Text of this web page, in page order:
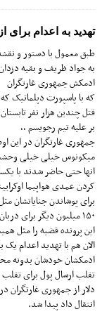
تهدید به اعدام برای
طبق معمول با دستور و
ادمکش جمهوری غارتگران
که با پاسپورت دپلماتیک
بر علیه تیم رجویسم ،،
جمهوری غارتگران در این
میکونوس خیلی خیلی وحشت
انها حتی حاضر شدند با
کردن عمدی هواپیما
۱۵۰ میلیون دیگر برای
این پرونده قضیه را مثل
الان هم با تهدید اعدام یک
ادمکشان خودشان بدونه
تقلب ارسال پول برای تقلب
دلار از جمهوری غارتگران
انتقال داد پیدا شد.